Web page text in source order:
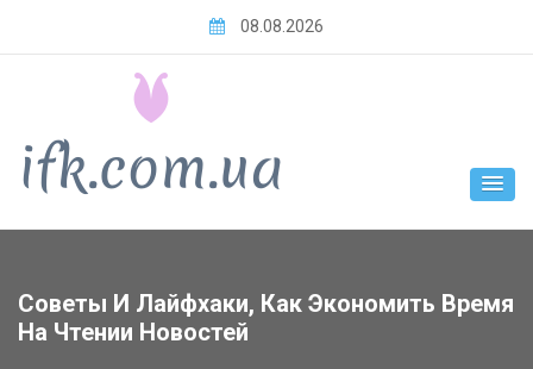
08.08.2026
Советы И Лайфхаки, Как Экономить Время
На Чтении Новостей